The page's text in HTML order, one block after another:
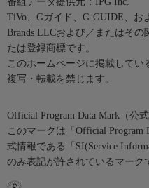
TiVo、Gガイド、G-GUIDE、お
Brands LLCおよび／またはそ
たは登録商標です。
このホームページに掲載して
複写・転載を禁じます。
Official Program Data Mark（公
このマークは「Official Program
式情報である「SI(Service
のみ表記が許されているマーク